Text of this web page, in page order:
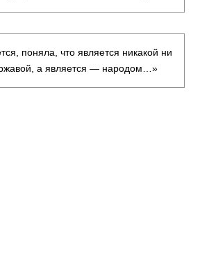
поняла, что является никакой ни
а является — народом…»